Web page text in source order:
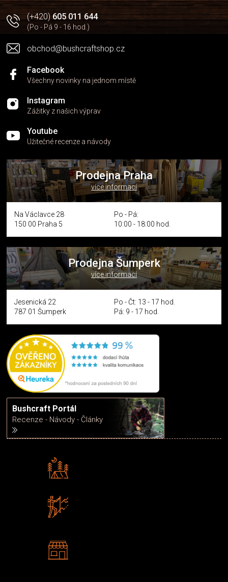
(+420)605 011 644
(Po - Pá 9 - 16 hod.)
obchod@bushcraftshop.cz
Facebook
Všechny novinky na jednom místě
Instagram
Zážitky z našich výprav
Youtube
Užitečné recenze a návody
Prodejna Praha
více informací
Na Václavce 28
150 00 Praha 5
Po - Pá:
10:00 - 18:00 hod.
Prodejna Šumperk
více informací
Jesenická 22
787 01 Šumperk
Po - Čt: 13 - 17 hod.
Pá: 9 - 17 hod.
Bushcraft Portál
Recenze - Návody - Články